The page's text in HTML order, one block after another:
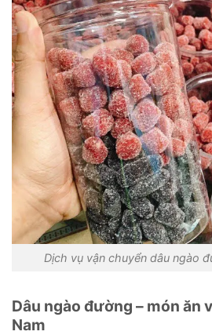
Dịch vụ vận chuyển dâu ngào
Dâu ngào đường – món ăn
Nam